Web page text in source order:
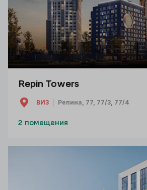
Repin Towers
ВИЗ Репина, 77, 77/3, 77/4
2 помещения